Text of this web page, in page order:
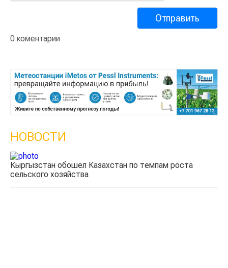
0 коментарии
НОВОСТИ